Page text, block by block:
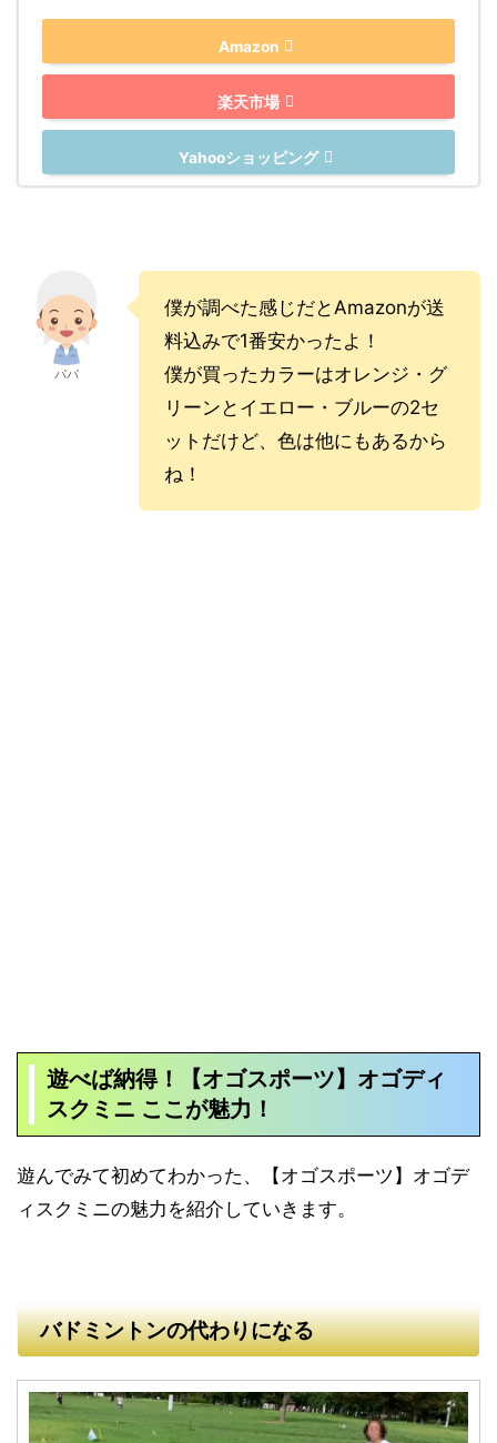
Amazon
楽天市場
Yahooショッピング
パパ
僕が調べた感じだとAmazonが送
料込みで1番安かったよ！
僕が買ったカラーはオレンジ・グ
リーンと イエロー・ブルーの2セ
ットだけど、色は他にもあるから
ね！
遊べば納得！
【オゴスポーツ】オゴディ
スクミニ ここが魅力！
遊んでみて初めてわかった、
【オゴスポーツ】オゴデ
ィスクミニの魅力を紹介していきます。
バドミントンの代わりになる